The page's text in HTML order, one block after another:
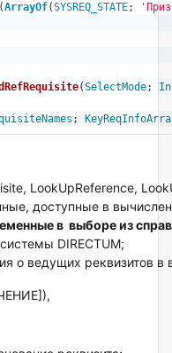
(ArrayOf(SYSREQ_STATE;
(SelectMode;
;
LookUpReference,
доступные в
в выборе из
DIRECTUM;
о ведущих реквизитов